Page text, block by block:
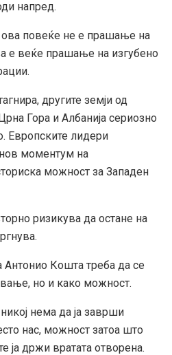
напред.
ова повеќе не е прашање на
е веќе прашање на изгубено
другите земји од
Гора и Албанија сериозно
Европските лидери
моментум на
можност за Западен
ризикува да остане на
Антонио Кошта треба да се
но и како можност.
нема да ја заврши
нас, можност затоа што
ја држи вратата отворена.